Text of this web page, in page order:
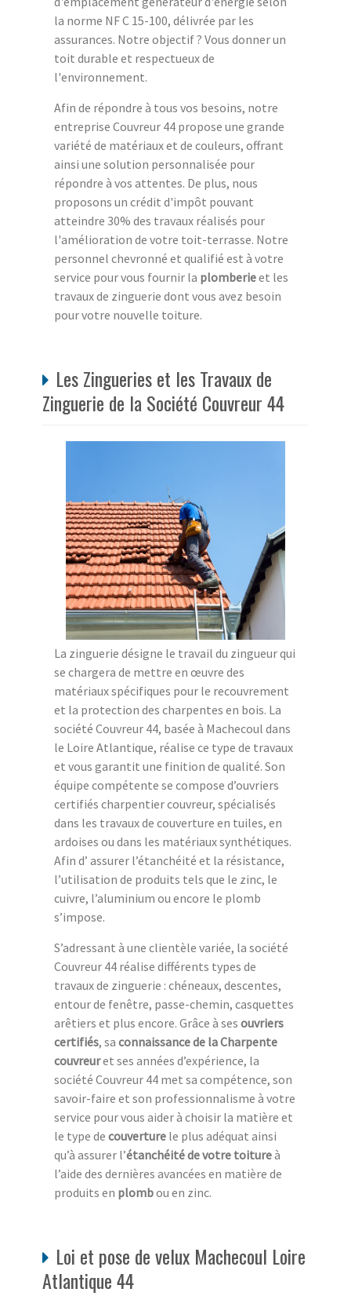
la norme NF C 15-100, délivrée par les
assurances. Notre objectif ? Vous donner un
toit durable et respectueux de
l'environnement.
Afin de répondre à tous vos besoins, notre
entreprise Couvreur 44 propose une grande
variété de matériaux et de couleurs, offrant
ainsi une solution personnalisée pour
répondre à vos attentes. De plus, nous
proposons un crédit d'impôt pouvant
atteindre 30% des travaux réalisés pour
l'amélioration de votre toit-terrasse. Notre
personnel chevronné et qualifié est à votre
service pour vous fournir la plomberieet les
travaux de zinguerie dont vous avez besoin
pour votre nouvelle toiture.
Les Zingueries et les Travaux de
Zinguerie de la Société Couvreur 44
La zinguerie désigne le travail du zingueur qui
se chargera de mettre en œuvre des
matériaux spécifiques pour le recouvrement
et la protection des charpentes en bois. La
société Couvreur 44, basée à Machecoul dans
le Loire Atlantique, réalise ce type de travaux
et vous garantit une finition de qualité. Son
équipe compétente se compose d’ouvriers
certifiés charpentier couvreur, spécialisés
dans les travaux de couverture en tuiles, en
ardoises ou dans les matériaux synthétiques.
Afin d’ assurer l’étanchéité et la résistance,
l’utilisation de produits tels que le zinc, le
cuivre, l’aluminium ou encore le plomb
s’impose.
S’adressant à une clientèle variée, la société
Couvreur 44 réalise différents types de
travaux de zinguerie : chéneaux, descentes,
entour de fenêtre, passe-chemin, casquettes
arêtiers et plus encore. Grâce à ses ouvriers
certifiés, sa connaissance de la Charpente
couvreuret ses années d’expérience, la
société Couvreur 44 met sa compétence, son
savoir-faire et son professionnalisme à votre
service pour vous aider à choisir la matière et
le type de couverture le plus adéquat ainsi
qu’à assurer l’étanchéité de votre toitureà
l’aide des dernières avancées en matière de
produits en plombou en zinc.
Loi et pose de velux Machecoul Loire
Atlantique 44